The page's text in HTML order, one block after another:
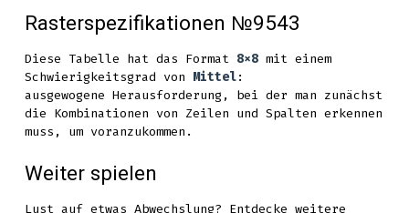
Rasterspezifikationen №9543
Diese Tabelle hat das Format 8x8 mit einem
Schwierigkeitsgrad von Mittel:
ausgewogene Herausforderung, bei der man zunächst
die Kombinationen von Zeilen und Spalten erkennen
muss, um voranzukommen.
Weiter spielen
Lust auf etwas Abwechslung? Entdecke weitere